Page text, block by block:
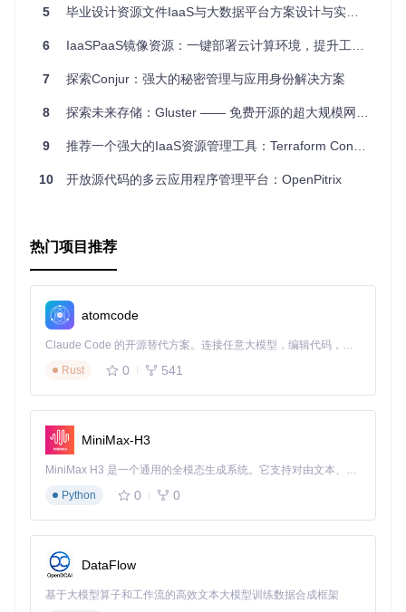
稳定性：采用幂等性的设计理念，增强了系统的容错性和
无状态消息传递：非持久化消息传递简化了系统复杂度。
扩展Stampede的功能。
Stampede虽已不再维护，但它留下的遗产——Rancher，仍
传统IaaS和现代容器技术的解决方案，那么了解Stampede及
还是云基础设施的探索者， Stampede都值得你一看。
5 毕业设计资源文件IaaS与大数据平台方案设计与实施：高效部署与可视化管理的解决方案
6 IaaSPaaS镜像资源：一键部署云计算环境，提升工作效率
7 探索Conjur：强大的秘密管理与应用身份解决方案
8 探索未来存储：Gluster —— 免费开源的超大规模网络文件系统
9 推荐一个强大的IaaS资源管理工具：Terraform Concourse Resource
10 开放源代码的多云应用程序管理平台：OpenPitrix
热门项目推荐
atomcode
Claude Code 的开源替代方案。连接任意大模型，编辑代码，运行命令，自动验证 — 全自动执行。用 Rust 构建，极致性能。 ｜ An open-source alternative to Claude Code. Connect any LLM, edit code, run commands, and verify changes — autonomously. Built in Rust for speed. Get Started
Rust
0 541
MiniMax-H3
MiniMax H3 是一个通用的全模态生成系统。它支持对由文本、图像、视频和音频组成的多模态上下文进行统一理解，并能生成分辨率高达 2K、时长可达 15 秒的带原生立体声音频的视频。得益于面向任务泛化的系统设计，H3 在预训练阶段就已具备广泛的多模态上下文理解与生成能力，能够出色地执行复杂的多模态指令。
Python
0 0
DataFlow
基于大模型算子和工作流的高效文本大模型训练数据合成框架